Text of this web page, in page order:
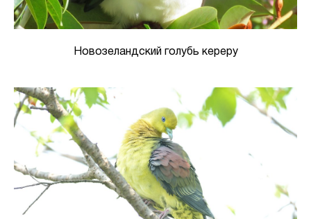
Новозеландский голубь кереру